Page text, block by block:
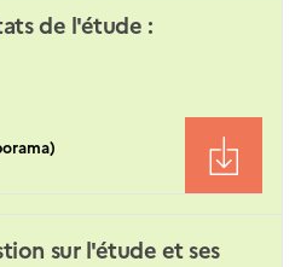
de l'étude :
sur l'étude et ses